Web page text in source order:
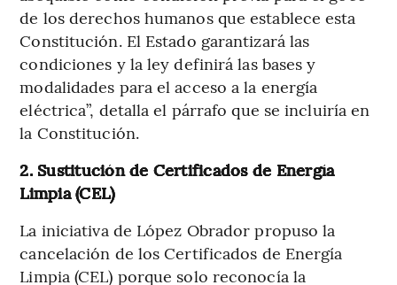
de los derechos humanos que establece esta
Constitución. El Estado garantizará las
condiciones y la ley definirá las bases y
modalidades para el acceso a la energía
eléctrica”, detalla el párrafo que se incluiría en
la Constitución.
2. Sustitución de Certificados de Energía
Limpia (CEL)
La iniciativa de López Obrador propuso la
cancelación de los Certificados de Energía
Limpia (CEL) porque solo reconocía la